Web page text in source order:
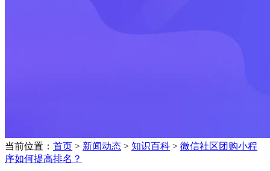
当前位置： 首页 > 新闻动态 > 知识百科 > 微信社区团购小程
序如何提高排名？